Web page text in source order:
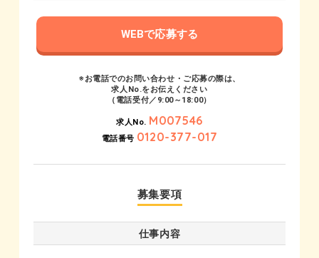
WEBで応募する
※お電話でのお問い合わせ・ご応募の際は、
求人No.をお伝えください
（電話受付／9:00～18:00）
求人No. M007546
電話番号 0120-377-017
募集要項
仕事内容